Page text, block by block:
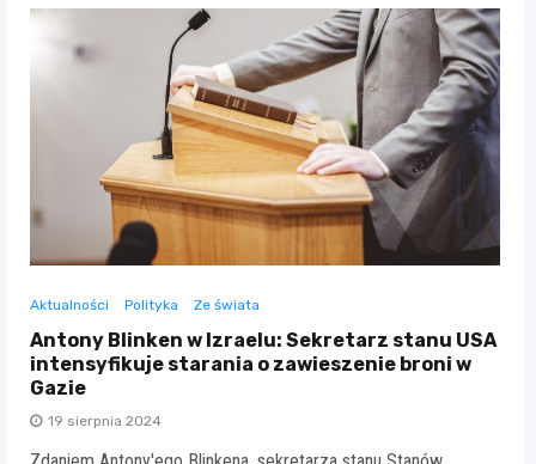
Aktualności Polityka Ze świata
Antony Blinken w Izraelu: Sekretarz stanu USA
intensyfikuje starania o zawieszenie broni w
Gazie
19 sierpnia 2024